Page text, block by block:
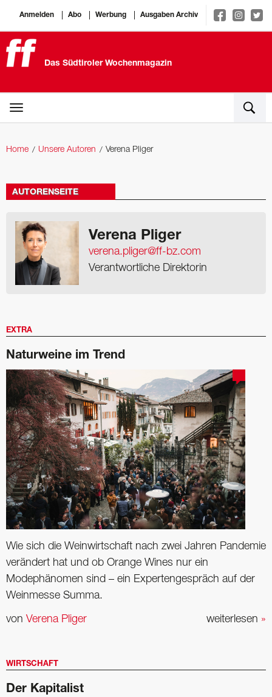
Anmelden Abo Werbung Ausgaben Archiv
Das Südtiroler Wochenmagazin
Home Unsere Autoren Verena Pliger
AUTORENSEITE
Verena Pliger
verena.pliger@ff-bz.com
Verantwortliche Direktorin
EXTRA
Naturweine im Trend
Wie sich die Weinwirtschaft nach zwei Jahren Pandemie
verändert hat und ob Orange Wines nur ein
Modephänomen sind – ein Expertengespräch auf der
Weinmesse Summa.
weiterlesen »
von Verena Pliger
WIRTSCHAFT
Der Kapitalist